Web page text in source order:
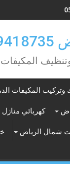
وتنظيف
وتركيب المكيفات
كهربائي منازل
شمال الرياض